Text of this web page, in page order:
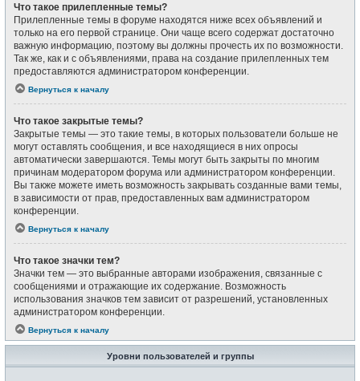
Что такое прилепленные темы?
Прилепленные темы в форуме находятся ниже всех объявлений и
только на его первой странице. Они чаще всего содержат достаточно
важную информацию, поэтому вы должны прочесть их по возможности.
Так же, как и с объявлениями, права на создание прилепленных тем
предоставляются администратором конференции.
Вернуться к началу
Что такое закрытые темы?
Закрытые темы — это такие темы, в которых пользователи больше не
могут оставлять сообщения, и все находящиеся в них опросы
автоматически завершаются. Темы могут быть закрыты по многим
причинам модератором форума или администратором конференции.
Вы также можете иметь возможность закрывать созданные вами темы,
в зависимости от прав, предоставленных вам администратором
конференции.
Вернуться к началу
Что такое значки тем?
Значки тем — это выбранные авторами изображения, связанные с
сообщениями и отражающие их содержание. Возможность
использования значков тем зависит от разрешений, установленных
администратором конференции.
Вернуться к началу
Уровни пользователей и группы